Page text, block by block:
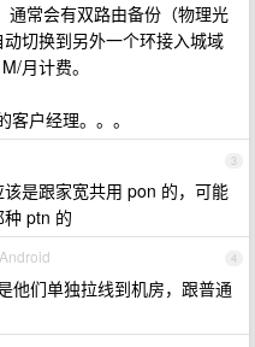
通常会有双路由备份（物理光
切换到另外一个环接入城域
月计费。
户经理。。。
3
是跟家宽共用 pon 的，可能
种 ptn 的
4
他们单独拉线到机房，跟普通